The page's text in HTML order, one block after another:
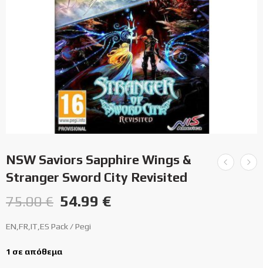
NSW Saviors Sapphire Wings &
Stranger Sword City Revisited
75.00€ 54.99 €
EN,FR,IT,ES Pack / Pegi
1 σε απόθεμα